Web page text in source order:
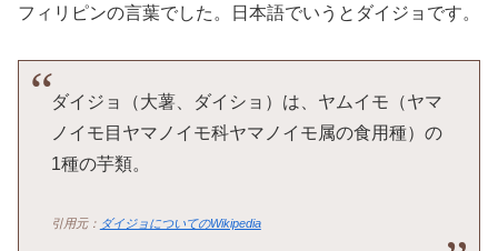
フィリピンの言葉でした。日本語でいうとダイジョです。
ダイジョ（大薯、ダイショ）は、ヤムイモ（ヤマ
ノイモ目ヤマノイモ科ヤマノイモ属の食用種）の
1種の芋類。
引用元： ダイジョについてのWikipedia